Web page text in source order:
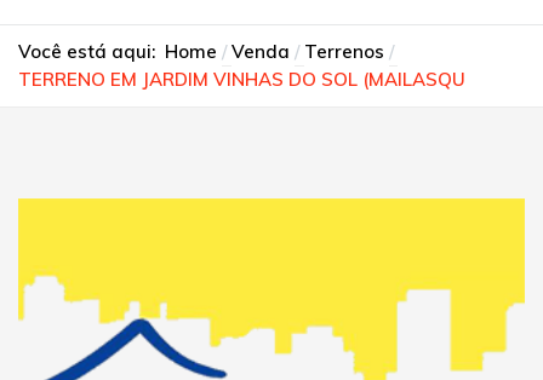
Você está aqui: Home Venda
Terrenos
TERRENO EM JARDIM VINHAS DO SOL (MAILASQU